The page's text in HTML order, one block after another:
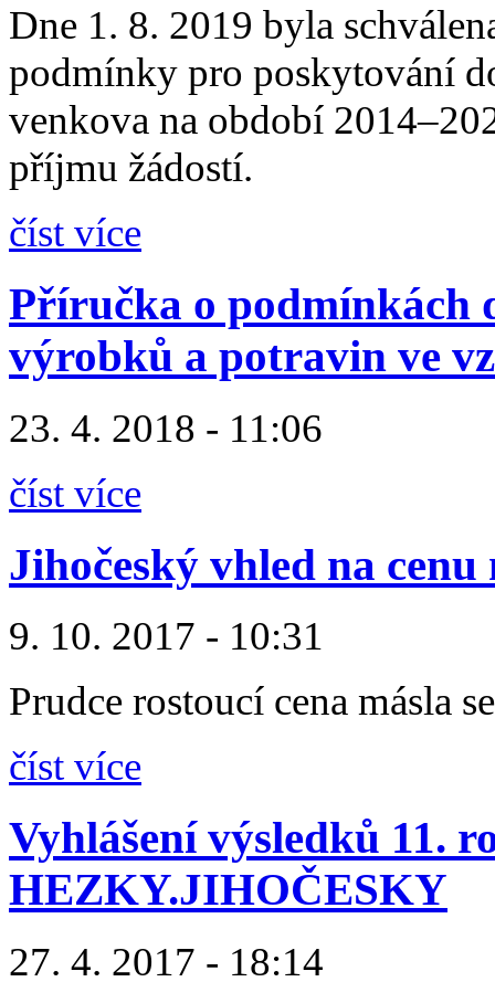
Dne 1. 8. 2019 byla
podmínky pro poskytování
venkova na období
příjmu žádostí.
číst více
Příručka o podmínkách
výrobků a potravin ve
23. 4. 2018 - 11:06
číst více
Jihočeský vhled na cenu
9. 10. 2017 - 10:31
Prudce rostoucí cena másla
číst více
Vyhlášení výsledků 11.
HEZKY.JIHOČESKY
27. 4. 2017 - 18:14